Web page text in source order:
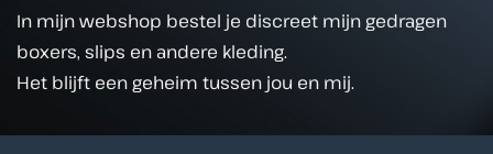
In mijn webshop bestel je discreet mijn gedragen
boxers, slips en andere kleding.
Het blijft een geheim tussen jou en mij.